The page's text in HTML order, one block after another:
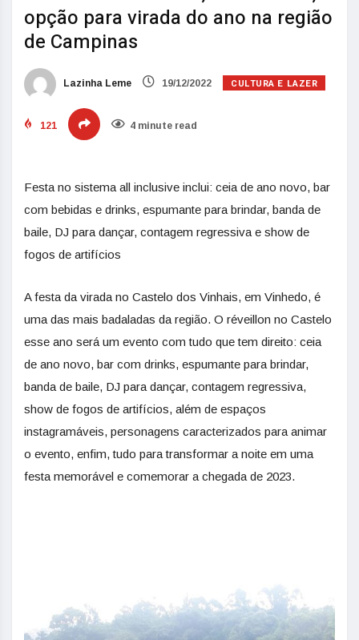
opção para virada do ano na região
de Campinas
Lazinha Leme 19/12/2022 CULTURA E LAZER
121 4 minute read
Festa no sistema all inclusive inclui: ceia de ano novo, bar
com bebidas e drinks, espumante para brindar, banda de
baile, DJ para dançar, contagem regressiva e show de
fogos de artifícios
A festa da virada no Castelo dos Vinhais, em Vinhedo, é
uma das mais badaladas da região. O réveillon no Castelo
esse ano será um evento com tudo que tem direito: ceia
de ano novo, bar com drinks, espumante para brindar,
banda de baile, DJ para dançar, contagem regressiva,
show de fogos de artifícios, além de espaços
instagramáveis, personagens caracterizados para animar
o evento, enfim, tudo para transformar a noite em uma
festa memorável e comemorar a chegada de 2023.